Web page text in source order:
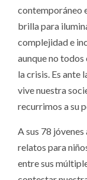
contemporáneo
brilla para
complejidad e
aunque no
la crisis. Es ante
vive nuestra
recurrimos a su
A sus 78
relatos para
entre sus